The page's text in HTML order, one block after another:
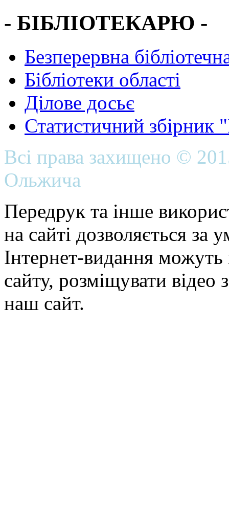
- БІБЛІОТЕКАРЮ -
Безперервна
Бібліотеки області
Ділове досьє
Статистичний
Всі права захищено ©
Ольжича
Передрук та інше
на сайті дозволяється
Інтернет-видання можуть
сайту, розміщувати відео
наш сайт.